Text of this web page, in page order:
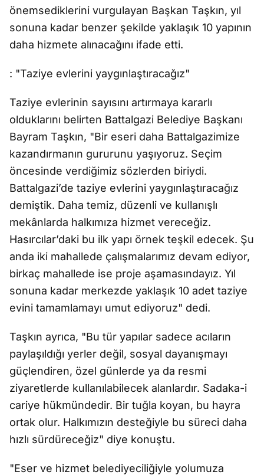
önemsediklerini vurgulayan Başkan Taşkın, yıl
sonuna kadar benzer şekilde yaklaşık 10 yapının
daha hizmete alınacağını ifade etti.
: "Taziye evlerini yaygınlaştıracağız"
Taziye evlerinin sayısını artırmaya kararlı
olduklarını belirten Battalgazi Belediye Başkanı
Bayram Taşkın, "Bir eseri daha Battalgazimize
kazandırmanın gururunu yaşıyoruz. Seçim
öncesinde verdiğimiz sözlerden biriydi.
Battalgazi’de taziye evlerini yaygınlaştıracağız
demiştik. Daha temiz, düzenli ve kullanışlı
mekânlarda halkımıza hizmet vereceğiz.
Hasırcılar’daki bu ilk yapı örnek teşkil edecek. Şu
anda iki mahallede çalışmalarımız devam ediyor,
birkaç mahallede ise proje aşamasındayız. Yıl
sonuna kadar merkezde yaklaşık 10 adet taziye
evini tamamlamayı umut ediyoruz" dedi.
Taşkın ayrıca, "Bu tür yapılar sadece acıların
paylaşıldığı yerler değil, sosyal dayanışmayı
güçlendiren, özel günlerde ya da resmi
ziyaretlerde kullanılabilecek alanlardır. Sadaka-i
cariye hükmündedir. Bir tuğla koyan, bu hayra
ortak olur. Halkımızın desteğiyle bu süreci daha
hızlı sürdüreceğiz" diye konuştu.
"Eser ve hizmet belediyeciliğiyle yolumuza